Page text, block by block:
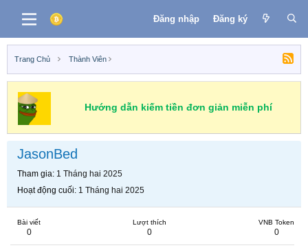
Đăng nhập Đăng ký
Trang Chủ Thành Viên
Hướng dẫn kiếm tiền đơn giản miễn phí
JasonBed
Tham gia 1 Tháng hai 2025
Hoạt động cuối 1 Tháng hai 2025
Bài viết
0
Lượt thích
0
VNB Token
0